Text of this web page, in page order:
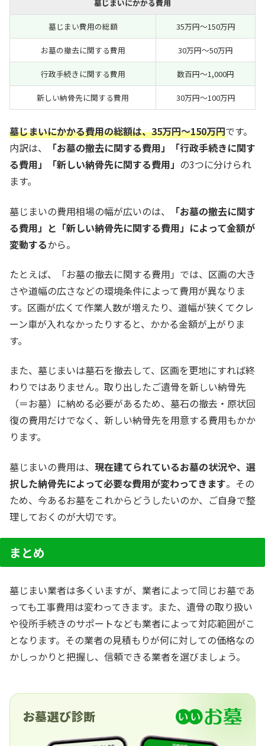
墓じまいにかかる費用
墓じまい費用の総額 35万円～150万円
お墓の撤去に関する費用 30万円～50万円
行政手続きに関する費用 数百円～1,000円
新しい納骨先に関する費用 30万円～100万円
墓じまいにかかる費用の総額は、35万円〜150万円です。
内訳は、
「お墓の撤去に関する費用」「行政手続きに関す
る費用」「新しい納骨先に関する費用」 の3つに分けられ
ます。
墓じまいの費用相場の幅が広いのは、
「お墓の撤去に関す
る費用」と「新しい納骨先に関する費用」によって金額が
変動するから。
たとえば、「お墓の撤去に関する費用」では、区画の大き
さや道幅の広さなどの環境条件によって費用が異なりま
す。区画が広くて作業人数が増えたり、道幅が狭くてクレ
ーン車が入れなかったりすると、かかる金額が上がりま
す。
また、墓じまいは墓石を撤去して、区画を更地にすれば終
わりではありません。取り出したご遺骨を新しい納骨先
（＝お墓）に納める必要があるため、墓石の撤去・原状回
復の費用だけでなく、新しい納骨先を用意する費用もかか
ります。
墓じまいの費用は、 現在建てられているお墓の状況や、選
択した納骨先によって必要な費用が変わってきます。その
ため、今あるお墓をこれからどうしたいのか、ご自身で整
理しておくのが大切です。
まとめ
墓じまい業者は多くいますが、業者によって同じお墓であ
っても工事費用は変わってきます。また、遺骨の取り扱い
や役所手続きのサポートなども業者によって対応範囲がこ
となります。その業者の見積もりが何に対しての価格なの
かしっかりと把握し、信頼できる業者を選びましょう。
お墓選び診断